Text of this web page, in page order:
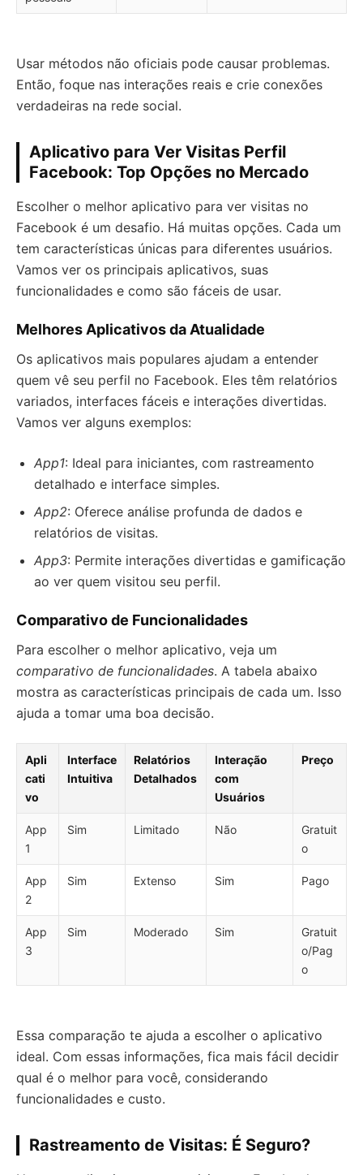
Usar métodos não oficiais pode causar problemas.
Então, foque nas interações reais e crie conexões
verdadeiras na rede social.
Aplicativo para Ver Visitas Perfil
Facebook: Top Opções no Mercado
Escolher o melhor aplicativo para ver visitas no
Facebook é um desafio. Há muitas opções. Cada um
tem características únicas para diferentes usuários.
Vamos ver os principais aplicativos, suas
funcionalidades e como são fáceis de usar.
Melhores Aplicativos da Atualidade
Os aplicativos mais populares ajudam a entender
quem vê seu perfil no Facebook. Eles têm relatórios
variados, interfaces fáceis e interações divertidas.
Vamos ver alguns exemplos:
App1: Ideal para iniciantes, com rastreamento
detalhado e interface simples.
App2: Oferece análise profunda de dados e
relatórios de visitas.
App3: Permite interações divertidas e gamificação
ao ver quem visitou seu perfil.
Comparativo de Funcionalidades
Para escolher o melhor aplicativo, veja um
comparativo de funcionalidades. A tabela abaixo
mostra as características principais de cada um. Isso
ajuda a tomar uma boa decisão.
Apli
cati
vo
Interface
Intuitiva
Relatórios
Detalhados
Interação
com
Usuários
Preço
App
1
Sim Limitado Não
Gratuit
o
App
2
Sim Extenso Sim Pago
App
3
Sim Moderado Sim
Gratuit
o/Pag
o
Essa comparação te ajuda a escolher o aplicativo
ideal. Com essas informações, fica mais fácil decidir
qual é o melhor para você, considerando
funcionalidades e custo.
Rastreamento de Visitas: É Seguro?